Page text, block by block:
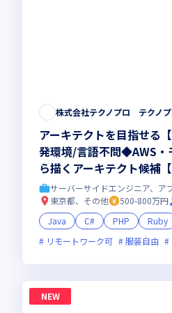
アーキテクトを目指せる
発環境/言語不問◆AWS・
ら描くアーキテクト候補
のフルスタック・リード
取引・最先端プロジェク
厚生◎
サーバーサイドエンジニア、ア
東京都、その他
500-800万円
Java
C# PHP Ruby
リモートワーク可
服装自由
NEW